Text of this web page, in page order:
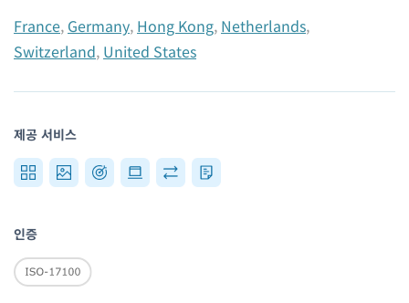
France, Germany, Hong Kong, Netherlands,
Switzerland, United States
제공 서비스
인증